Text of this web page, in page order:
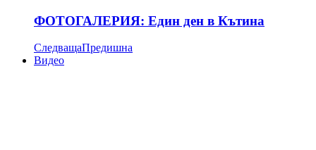
ФОТОГАЛЕРИЯ: Един ден в Кътина
СледващаПредишна
Видео